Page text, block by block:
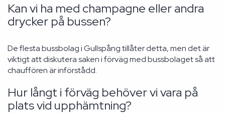
Kan vi ha med champagne eller andra
drycker på bussen?
De flesta bussbolag i Gullspång tillåter detta, men det är
viktigt att diskutera saken i förväg med bussbolaget så att
chauffören är införstådd.
Hur långt i förväg behöver vi vara på
plats vid upphämtning?